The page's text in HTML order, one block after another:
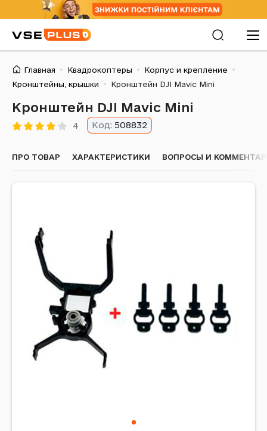
Главная Квадрокоптеры
Корпус и крепление
Кронштейны, крышки
Кронштейн DJI Mavic Mini
Кронштейн DJI Mavic Mini
4 Код: 508832
ПРО ТОВАР ХАРАКТЕРИСТИКИ ВОПРОСЫ И